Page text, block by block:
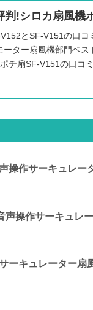
判!シロカ扇風機
とSF-V151の口コ
ター扇風機部門ベス
扇SF-V151の口コミ
操作サーキュレー
声操作サーキュレ
ーキュレーター扇